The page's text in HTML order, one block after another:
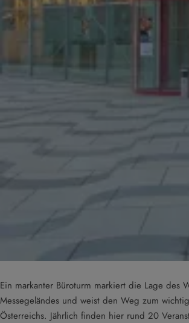
Ein markanter Büroturm markiert die Lage des
Messegeländes und weist den Weg zum
Österreichs. Jährlich finden hier rund 20